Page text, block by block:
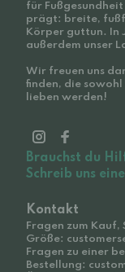
für
prägt: breite,
Körper guttun. In
außerdem unser
Wir freuen uns
finden, die sowohl
lieben werden!
Brauchst du
Schreib uns
Kontakt
Fragen zum
Größe:
Fragen zu einer
Bestellung: